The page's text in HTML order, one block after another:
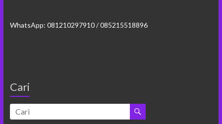
WhatsApp: 081210297910 / 085215518896
Cari